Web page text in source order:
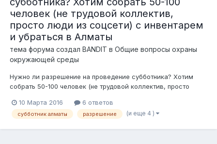
человек (не трудовой коллектив,
просто люди из соцсети) с инвентарем
и убраться в Алматы
тема форума создал BANDIT в Общие вопросы охраны
окружающей среды
Нужно ли разрешение на проведение субботника? Хотим
собрать 50-100 человек (не трудовой коллектив, просто
Смотрел Закон Республики Казахстан от 17 марта 1995 года
№ 2126 О порядке организации и проведения мирных
10 Марта 2016 6 ответов
субботник алматы разрешение (и еще 4 )